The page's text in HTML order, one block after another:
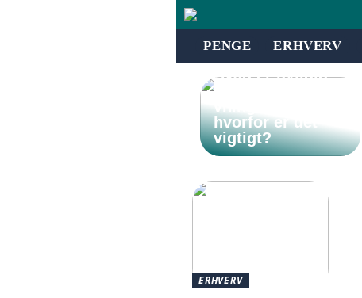
PENGE ERHVERV
Hvad er uvildig
investeringsrådgi
vning – og
hvorfor er det
vigtigt?
ERHVERV